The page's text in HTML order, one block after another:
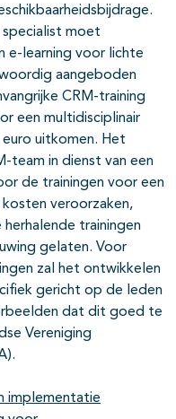
specialist moet
e-learning voor lichte
aangeboden
CRM-training
een multidisciplinair
uitkomen. Het
team in dienst van een
de trainingen voor een
veroorzaken,
trainingen
gelaten. Voor
zal het ontwikkelen
gericht op de leden
dat dit goed te
Vereniging
implementatie